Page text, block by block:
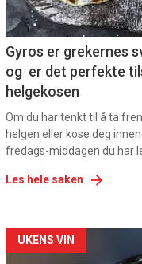
Gyros er grekernes
og er det perfekte
helgekosen
Om du har tenkt til å ta
helgen eller kose deg
fredags-middagen du har
Les hele saken
Forsiden
UKENS VIN